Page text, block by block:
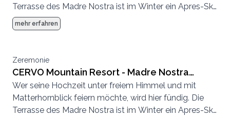
Terrasse des Madre Nostra ist im Winter ein Apres-Ski
Hotspot und im Sommer eine entspannte
Sonnenterrasse.
mehr erfahren
Zeremonie
CERVO Mountain Resort - Madre Nostra
Terrasse und Deck
Wer seine Hochzeit unter freiem Himmel und mit
Matterhornblick feiern möchte, wird hier fündig. Die
Terrasse des Madre Nostra ist im Winter ein Apres-Ski